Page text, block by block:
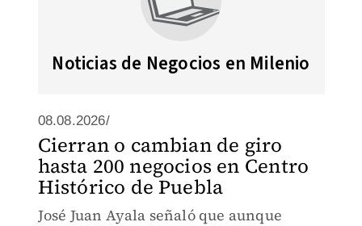
Noticias de Negocios en Milenio
08.08.2026/
Cierran o cambian de giro
hasta 200 negocios en Centro
Histórico de Puebla
José Juan Ayala señaló que aunque